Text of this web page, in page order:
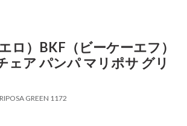
ロ）BKF（ビーケーエフ）
ェア パンパ マリポサ グリ
GREEN 1172